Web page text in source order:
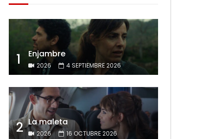
1 Enjambre
2026 4 SEPTIEMBRE 2026
2 La maleta
2026 16 OCTUBRE 2026